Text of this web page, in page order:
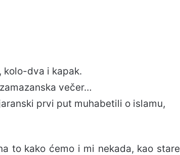
kolo-dva i kapak.
večer…
prvi put muhabetili o islamu,
to kako ćemo i mi nekada, kao stare